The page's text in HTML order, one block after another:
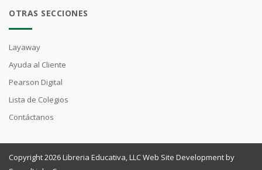
OTRAS SECCIONES
Layaway
Ayuda al Cliente
Pearson Digital
Lista de Colegios
Contáctanos
Copyright 2026 Libreria Educativa, LLC Web Site Development by